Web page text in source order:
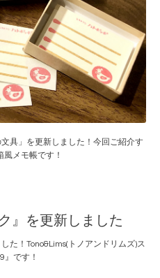
具」を更新しました！今回ご紹介す
メモ帳です！
』を更新しました
た！Tono&Lims(トノアンドリムズ)ス
』です！